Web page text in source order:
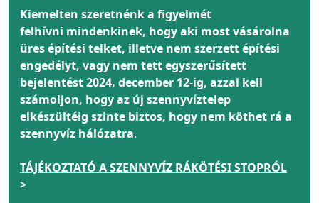
Kiemelten szeretnénk a figyelmét
felhívni mindenkinek, hogy aki most vásárolna
üres építési telket, illetve nem szerzett építési
engedélyt, vagy nem tett egyszerűsített
bejelentést 2024. december 12-ig, azzal kell
számoljon, hogy az új szennyvíztelep
elkészültéig szinte biztos, hogy nem köthet rá a
szennyvíz hálózatra.
TÁJÉKOZTATÓ A SZENNYVÍZ RÁKÖTÉSI STOPRÓL
>